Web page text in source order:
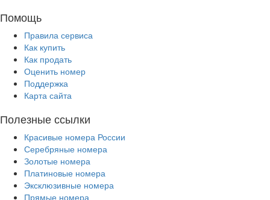
Помощь
Правила сервиса
Как купить
Как продать
Оценить номер
Поддержка
Карта сайта
Полезные ссылки
Красивые номера России
Серебряные номера
Золотые номера
Платиновые номера
Эксклюзивные номера
Прямые номера